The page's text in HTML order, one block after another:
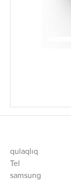
qulaqlıq
Tel
samsung